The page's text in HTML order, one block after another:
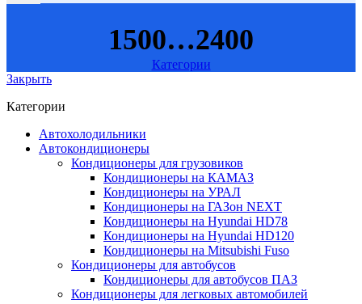
1500…2400
Категории
Закрыть
Категории
Автохолодильники
Автокондиционеры
Кондиционеры для грузовиков
Кондиционеры на КАМАЗ
Кондиционеры на УРАЛ
Кондиционеры на ГАЗон NEXT
Кондиционеры на Hyundai HD78
Кондиционеры на Hyundai HD120
Кондиционеры на Mitsubishi Fuso
Кондиционеры для автобусов
Кондиционеры для автобусов ПАЗ
Кондиционеры для легковых автомобилей